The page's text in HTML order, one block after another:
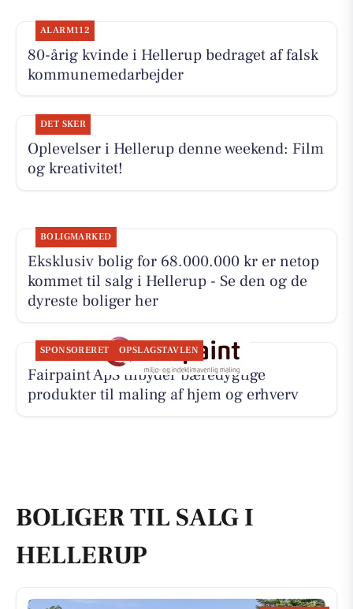
ALARM112
80-årig kvinde i Hellerup bedraget af falsk
kommunemedarbejder
DET SKER
Oplevelser i Hellerup denne weekend: Film
og kreativitet!
BOLIGMARKED
Eksklusiv bolig for 68.000.000 kr er netop
kommet til salg i Hellerup - Se den og de
dyreste boliger her
SPONSORERET OPSLAGSTAVLEN
Fairpaint ApS tilbyder bæredygtige
produkter til maling af hjem og erhverv
BOLIGER TIL SALG I
HELLERUP